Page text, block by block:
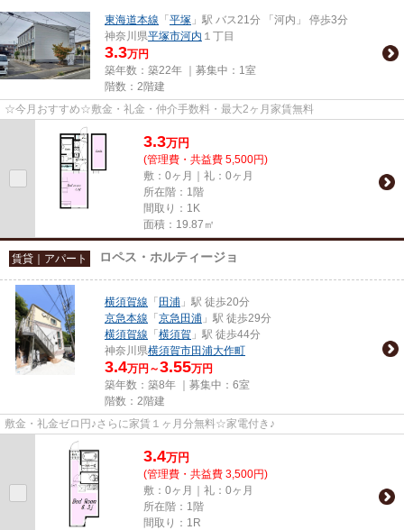
東海道本線 「 平塚 」駅 バス21分 「河内」 停歩3分
神奈川県平塚市河内 １丁目
3.3万円
築年数：築22年 ｜募集中： 1室
階数：2階建
☆今月おすすめ☆敷金・礼金・仲介手数料・最大2ヶ月家賃無料
3.3万円
(管理費・共益費 5,500円)
敷：0ヶ月｜礼：0ヶ月
所在階：1階
間取り：1K
面積：19.87㎡
賃貸｜アパート ロペス・ホルティージョ
横須賀線 「 田浦 」駅 徒歩20分
京急本線 「 京急田浦 」駅 徒歩29分
横須賀線 「 横須賀 」駅 徒歩44分
神奈川県横須賀市田浦大作町
3.4万円～3.55万円
築年数：築8年 ｜募集中： 6室
階数：2階建
敷金・礼金ゼロ円♪さらに家賃１ヶ月分無料☆家電付き♪
3.4万円
(管理費・共益費 3,500円)
敷：0ヶ月｜礼：0ヶ月
所在階：1階
間取り：1R